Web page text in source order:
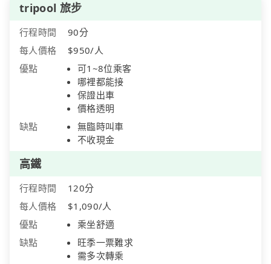
tripool 旅步
行程時間
90分
每人價格
$950/人
優點
可1~8位乘客
哪裡都能接
保證出車
價格透明
缺點
無臨時叫車
不收現金
高鐵
行程時間
120分
每人價格
$1,090/人
優點
乘坐舒適
缺點
旺季一票難求
需多次轉乘